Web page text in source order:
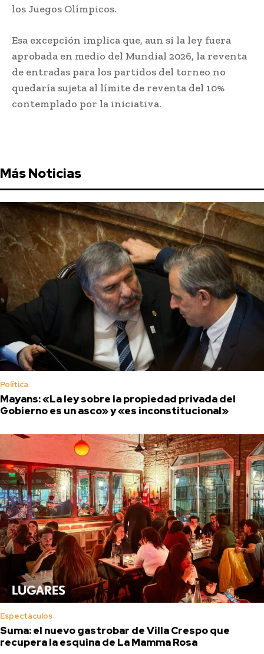
los Juegos Olímpicos.
Esa excepción implica que, aun si la ley fuera
aprobada en medio del Mundial 2026, la reventa
de entradas para los partidos del torneo no
quedaría sujeta al límite de reventa del 10%
contemplado por la iniciativa.
Más Noticias
Política
Mayans: «La ley sobre la propiedad privada del
Gobierno es un asco» y «es inconstitucional»
Espectáculos
Suma: el nuevo gastrobar de Villa Crespo que
recupera la esquina de La Mamma Rosa